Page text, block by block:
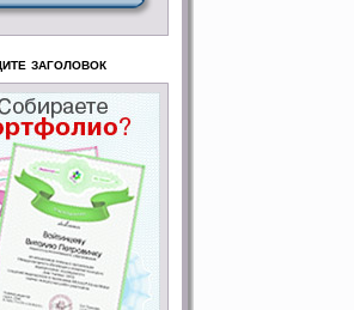
заголовок